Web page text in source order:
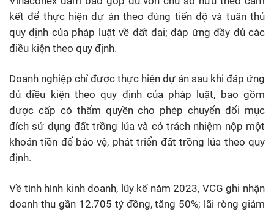
kết để thực hiện dự án theo đúng tiến độ và tuân thủ
quy định của pháp luật về đất đai; đáp ứng đầy đủ các
điều kiện theo quy định.
Doanh nghiệp chỉ được thực hiện dự án sau khi đáp ứng
đủ điều kiện theo quy định của pháp luật, bao gồm
được cấp có thẩm quyền cho phép chuyển đổi mục
đích sử dụng đất trồng lúa và có trách nhiệm nộp một
khoản tiền để bảo vệ, phát triển đất trồng lúa theo quy
định.
Về tình hình kinh doanh, lũy kế năm 2023, VCG ghi nhận
doanh thu gần 12.705 tỷ đồng, tăng 50%; lãi ròng giảm